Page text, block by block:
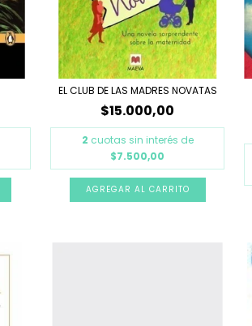
EL CLUB DE LAS MADRES NOVATAS
$15.000,00
2 cuotas sin interés de
$7.500,00